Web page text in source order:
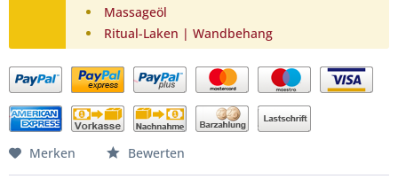
Massageöl
Ritual-Laken | Wandbehang
Merken Bewerten